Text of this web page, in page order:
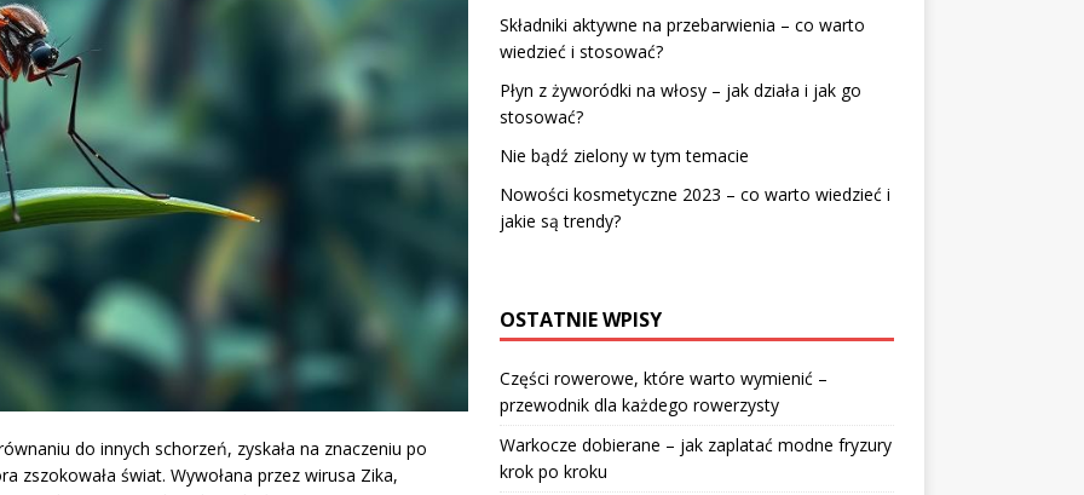
do innych schorzeń, zyskała na znaczeniu po
zszokowała świat. Wywołana przez wirusa Zika,
Składniki aktywne na przebarwienia – co warto
wiedzieć i stosować?
Płyn z żyworódki na włosy – jak działa i jak go
stosować?
Nie bądź zielony w tym temacie
Nowości kosmetyczne 2023 – co warto wiedzieć i
jakie są trendy?
OSTATNIE WPISY
Części rowerowe, które warto wymienić –
przewodnik dla każdego rowerzysty
Warkocze dobierane – jak zaplatać modne fryzury
krok po kroku